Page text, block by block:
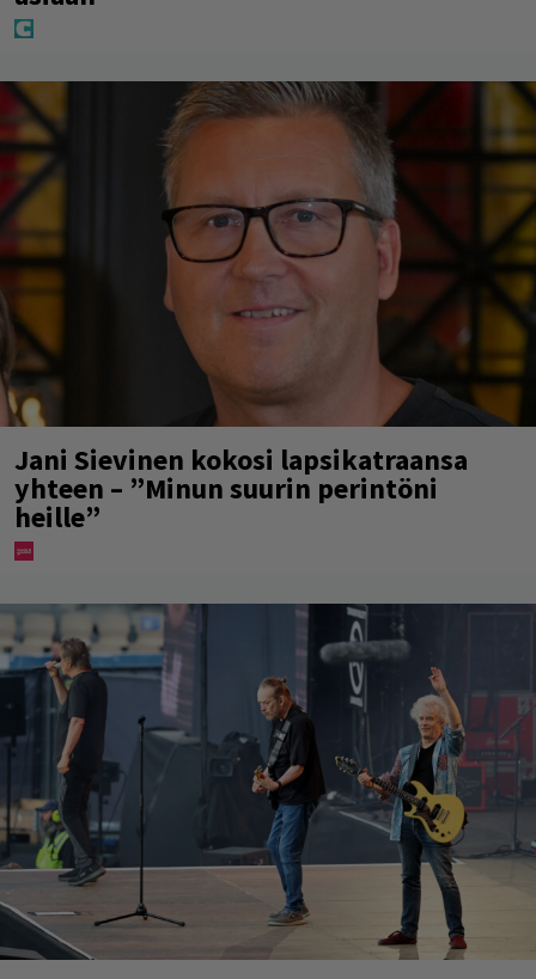
Jani Sievinen kokosi lapsikatraansa
yhteen – ”Minun suurin perintöni
heille”